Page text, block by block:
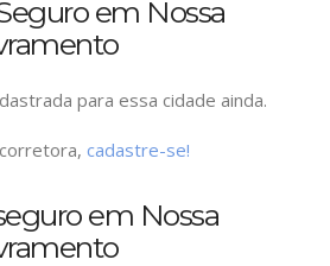
em Nossa
para essa cidade ainda.
cadastre-se!
em Nossa